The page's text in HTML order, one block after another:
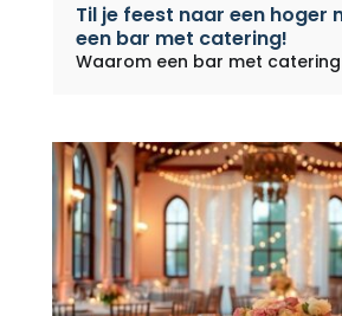
Til je feest naar een hoger
een bar met catering!
Waarom een bar met